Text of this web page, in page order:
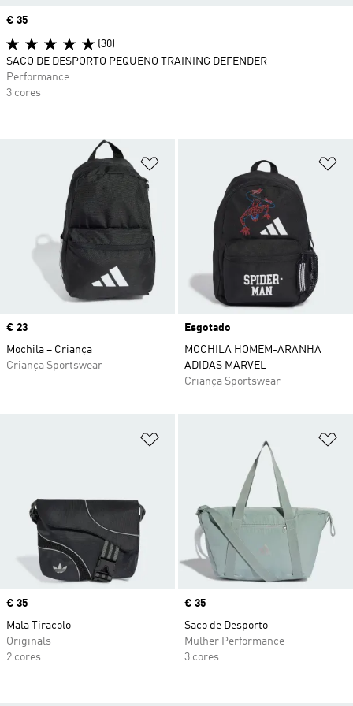
Adicionar à Lista de Desejos
Price
€ 23
Mochila – Criança
Criança Sportswear
Esgotado
MOCHILA HOMEM-ARANHA
ADIDAS MARVEL
Criança Sportswear
Price
€ 35
Mala Tiracolo
Originals
2 cores
Price
€ 35
Saco de Desporto
Mulher Performance
3 cores
Price
€ 35
(30)
SACO DE DESPORTO PEQUENO TRAINING DEFENDER
Performance
3 cores